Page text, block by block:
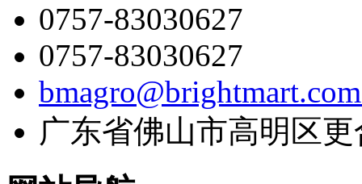
0757-83030627
0757-83030627
广东省佛山市高明区